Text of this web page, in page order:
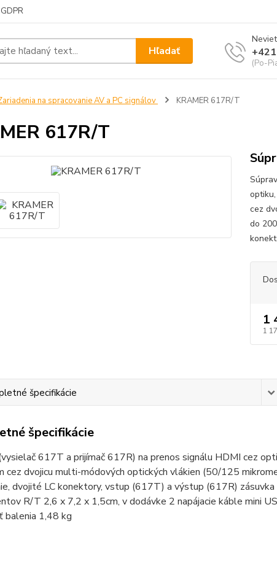
GDPR
Hľadať
(Po-
na spracovanie AV a PC signálov KRAMER 617R/T
617R/T
cez
do
1
1
špecifikácie
špecifikácie
617T a prijímač 617R) na prenos signálu HDMI cez
cez dvojicu multi-módových optických vlákien (50/125
dvojité LC konektory, vstup (617T) a výstup (617R) zásuvka
R/T 2,6 x 7,2 x 1,5cm, v dodávke 2 napájacie káble mini
balenia 1,48 kg